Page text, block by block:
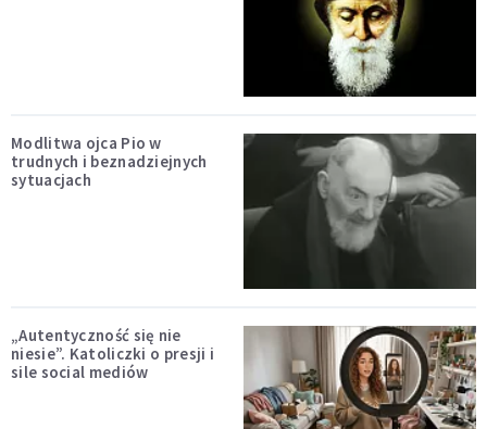
Modlitwa ojca Pio w
trudnych i beznadziejnych
sytuacjach
„Autentyczność się nie
niesie”. Katoliczki o presji i
sile social mediów